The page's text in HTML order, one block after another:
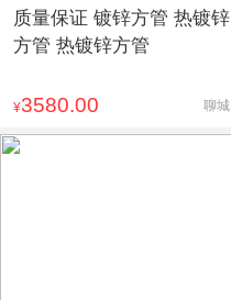
质量保证 镀锌方管 热镀锌
方管 热镀锌方管
¥3580.00 聊城